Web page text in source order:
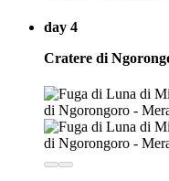
day 4
Cratere di